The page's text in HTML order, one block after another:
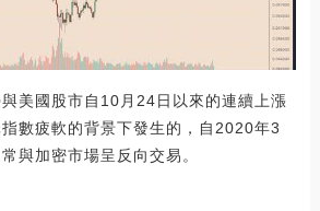
美國股市自10月24日以來的連續上漲
數疲軟的背景下發生的，自2020年3
與加密市場呈反向交易。